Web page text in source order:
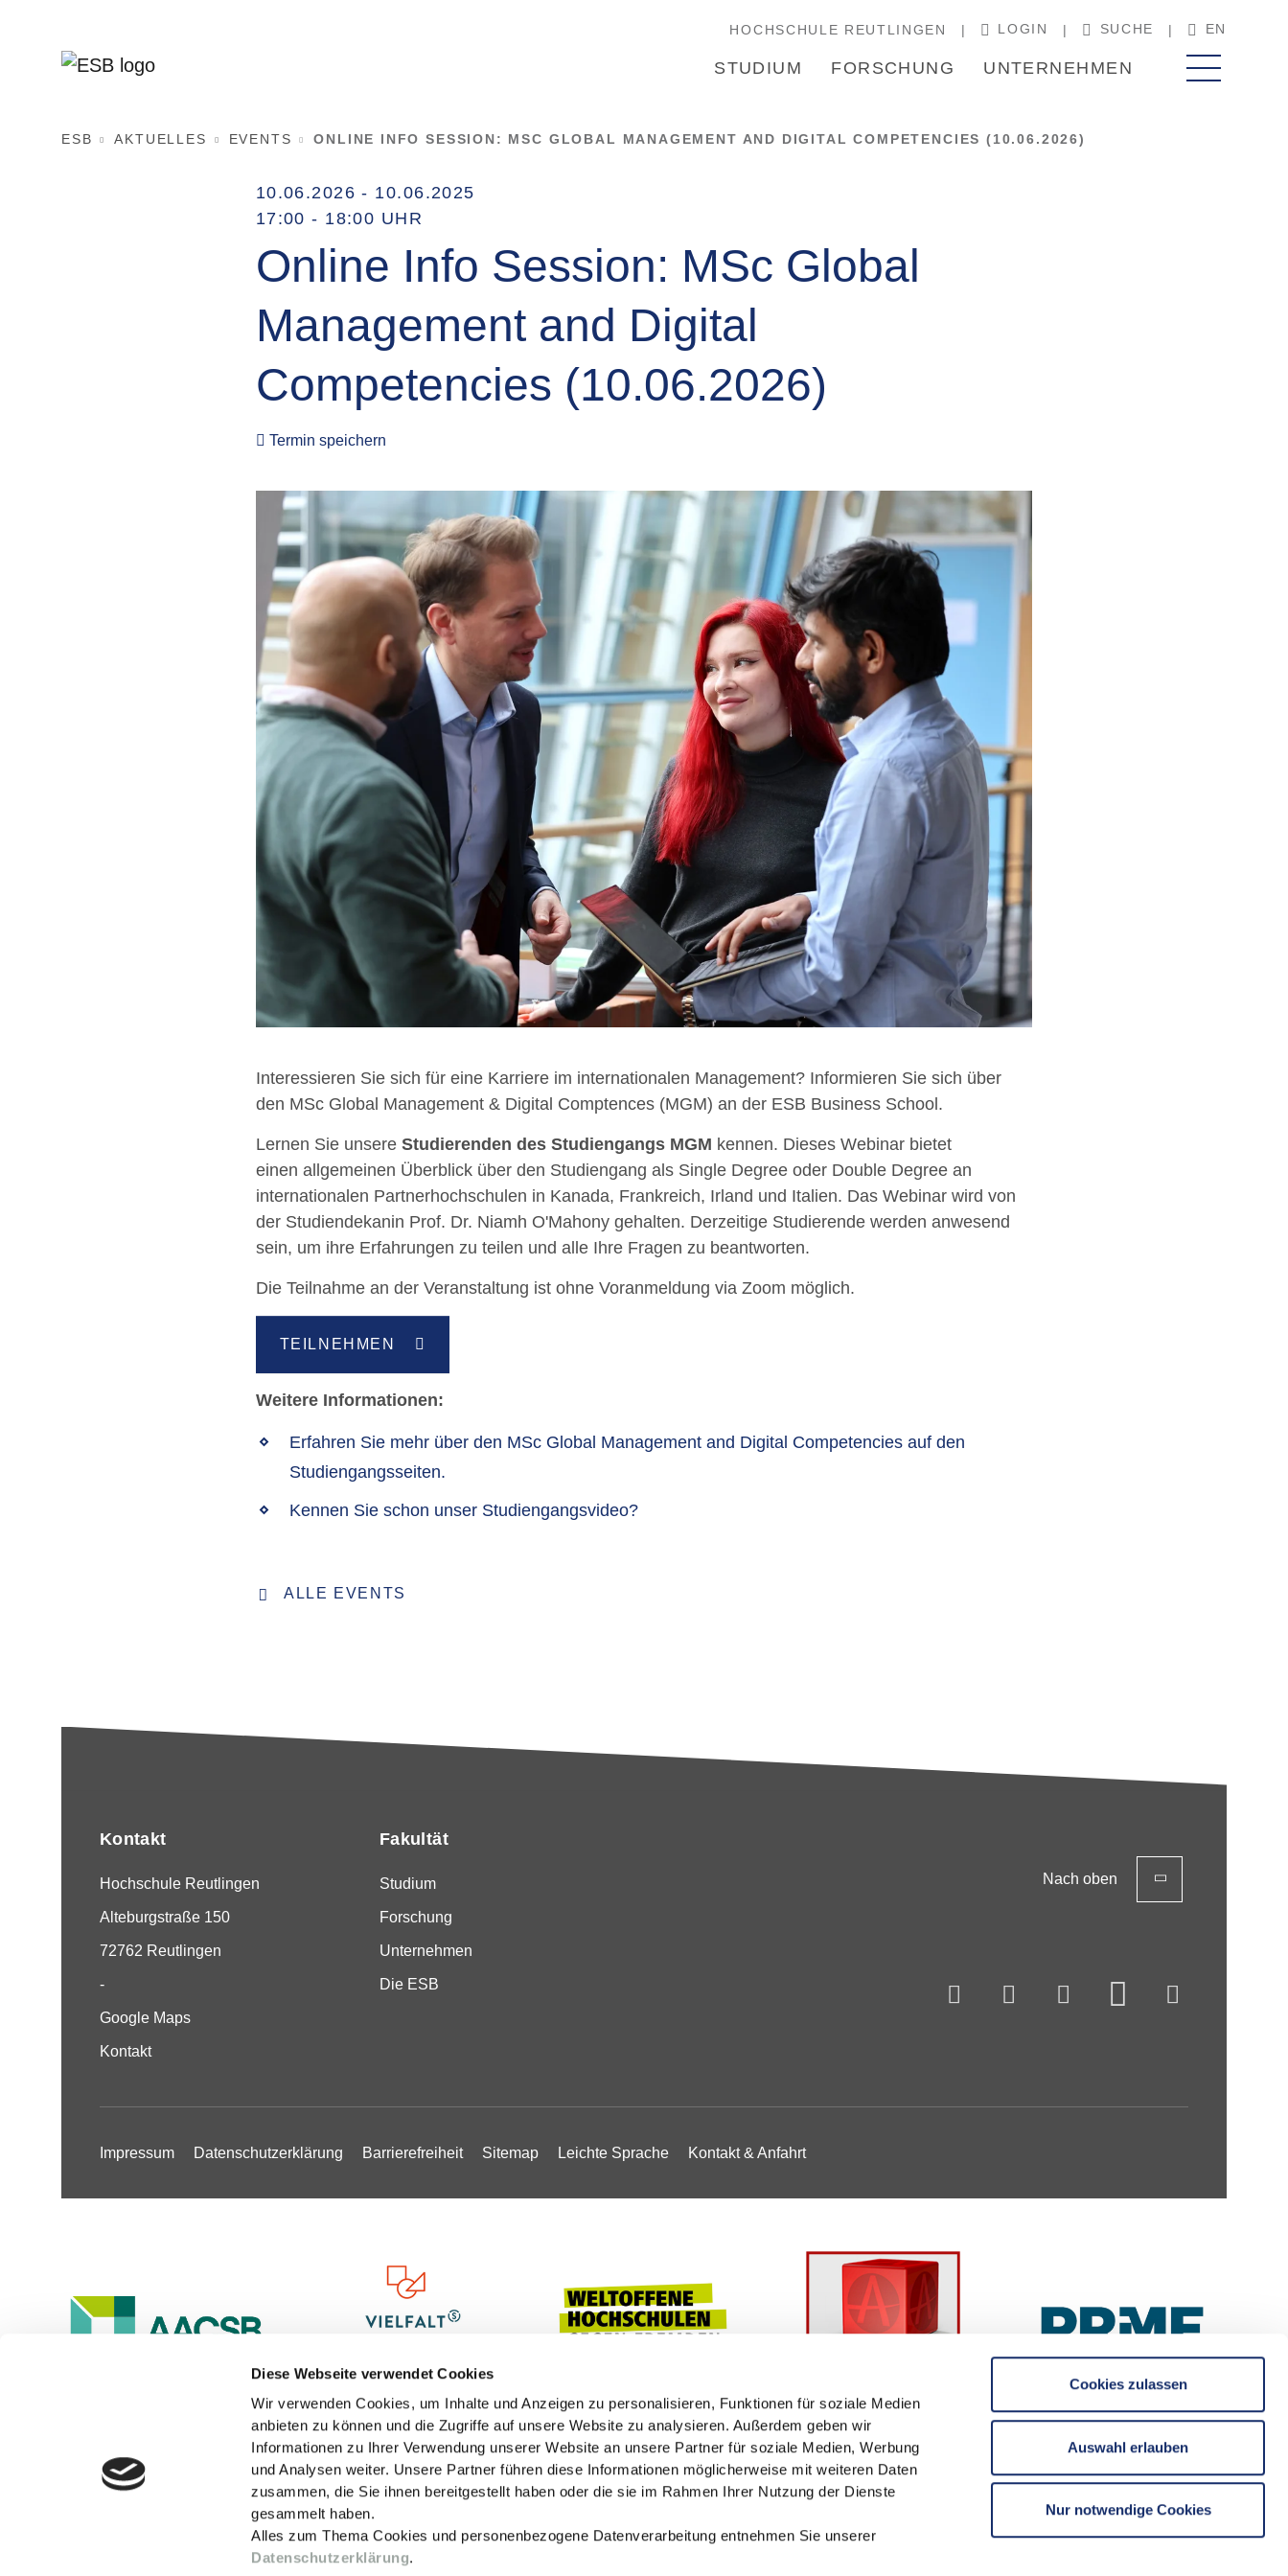
Diese Webseite verwendet Cookies
Wir verwenden Cookies, um Inhalte und Anzeigen zu personalisieren, Funktionen für soziale Medien
anbieten zu können und die Zugriffe auf unsere Website zu analysieren. Außerdem geben wir
Informationen zu Ihrer Verwendung unserer Website an unsere Partner für soziale Medien, Werbung
und Analysen weiter. Unsere Partner führen diese Informationen möglicherweise mit weiteren Daten
zusammen, die Sie ihnen bereitgestellt haben oder die sie im Rahmen Ihrer Nutzung der Dienste
gesammelt haben.
Alles zum Thema Cookies und personenbezogene Datenverarbeitung entnehmen Sie unserer
Datenschutzerklärung.
Cookies zulassen
Auswahl erlauben
Nur notwendige Cookies
HOCHSCHULE REUTLINGEN LOGIN SUCHE EN
STUDIUM FORSCHUNG UNTERNEHMEN
ESB AKTUELLES EVENTS ONLINE INFO SESSION: MSC GLOBAL MANAGEMENT AND DIGITAL COMPETENCIES (10.06.2026)
10.06.2026 - 10.06.2025
17:00 - 18:00 UHR
Online Info Session: MSc Global
Management and Digital
Competencies (10.06.2026)
Termin speichern
Interessieren Sie sich für eine Karriere im internationalen Management? Informieren Sie sich über
den MSc Global Management & Digital Comptences (MGM) an der ESB Business School.
Lernen Sie unsere Studierenden des Studiengangs MGM kennen. Dieses Webinar bietet
einen allgemeinen Überblick über den Studiengang als Single Degree oder Double Degree an
internationalen Partnerhochschulen in Kanada, Frankreich, Irland und Italien. Das Webinar wird von
der Studiendekanin Prof. Dr. Niamh O'Mahony gehalten. Derzeitige Studierende werden anwesend
sein, um ihre Erfahrungen zu teilen und alle Ihre Fragen zu beantworten.
Die Teilnahme an der Veranstaltung ist ohne Voranmeldung via Zoom möglich.
TEILNEHMEN
Weitere Informationen:
Erfahren Sie mehr über den MSc Global Management and Digital Competencies auf den
Studiengangsseiten.
Kennen Sie schon unser Studiengangsvideo?
ALLE EVENTS
Nach oben
Kontakt
Hochschule Reutlingen
Alteburgstraße 150
72762 Reutlingen
-
Google Maps
Kontakt
Fakultät
Studium
Forschung
Unternehmen
Die ESB
Impressum Datenschutzerklärung Barrierefreiheit Sitemap Leichte Sprache Kontakt & Anfahrt